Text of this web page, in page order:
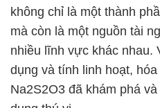
không chỉ là một thành
mà còn là một nguồn tài
nhiều lĩnh vực khác nhau.
dụng và tính linh hoạt, hóa
Na2S2O3 đã khám phá